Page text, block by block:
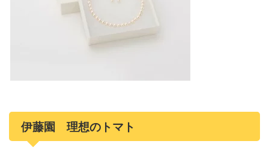
伊藤園 理想のトマト